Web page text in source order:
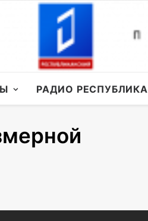
РАДИО РЕСПУБЛИКА